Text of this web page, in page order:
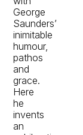
George
Saunders’
inimitable
humour,
pathos
and
grace.
Here
he
invents
an